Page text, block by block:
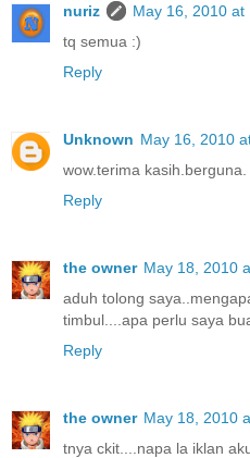
nuriz
May 16, 2010 at
tq semua :)
Reply
Unknown May 16, 2010
wow.terima kasih.berguna.
Reply
the owner May 18, 2010
aduh tolong
timbul....apa perlu saya
Reply
the owner May 18, 2010
tnya ckit....napa la iklan